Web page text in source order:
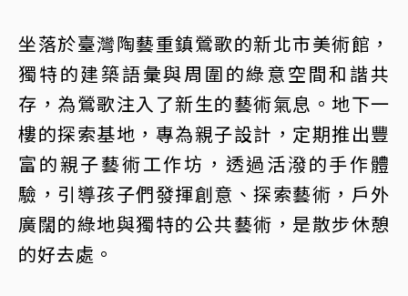
坐落於臺灣陶藝重鎮鶯歌的新北市美術館，
獨特的建築語彙與周圍的綠意空間和諧共
存，為鶯歌注入了新生的藝術氣息。地下一
樓的探索基地，專為親子設計，定期推出豐
富的親子藝術工作坊，透過活潑的手作體
驗，引導孩子們發揮創意、探索藝術，戶外
廣闊的綠地與獨特的公共藝術，是散步休憩
的好去處。